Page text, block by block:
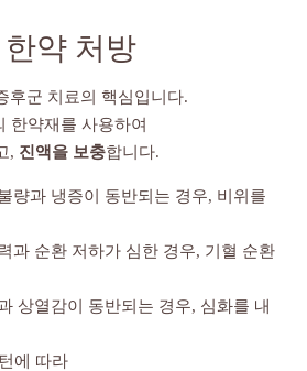
약 처방
후군 치료의 핵심입니다.
한약재를 사용하여
, 진액을 보충합니다.
량과 냉증이 동반되는 경우, 비위를
과 순환 저하가 심한 경우, 기혈 순환
상열감이 동반되는 경우, 심화를 내
에 따라